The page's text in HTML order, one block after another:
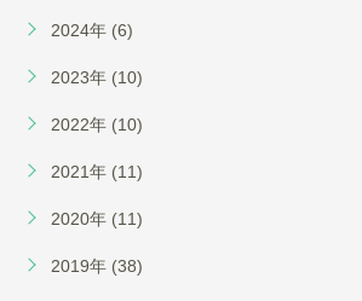
2024年 (6)
2023年 (10)
2022年 (10)
2021年 (11)
2020年 (11)
2019年 (38)